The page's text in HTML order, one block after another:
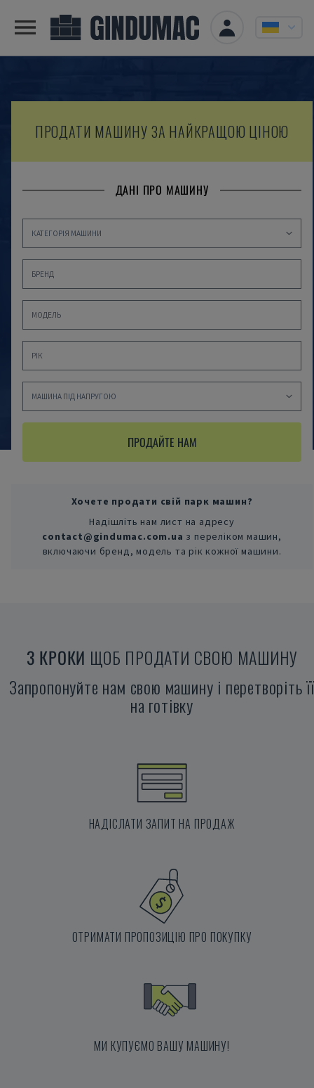
ПРОДАТИ МАШИНУ ЗА НАЙКРАЩОЮ ЦІНОЮ
ДАНІ ПРО МАШИНУ
ПРОДАЙТЕ НАМ
Хочете продати свій парк машин?
Надішліть нам лист на адресу
contact@gindumac.com.ua з переліком машин,
включаючи бренд, модель та рік кожної машини.
3 КРОКИ ЩОБ ПРОДАТИ СВОЮ МАШИНУ
Запропонуйте нам свою машину і перетворіть
на готівку
НАДІСЛАТИ ЗАПИТ НА ПРОДАЖ
ОТРИМАТИ ПРОПОЗИЦІЮ ПРО ПОКУПКУ
МИ КУПУЄМО ВАШУ МАШИНУ!